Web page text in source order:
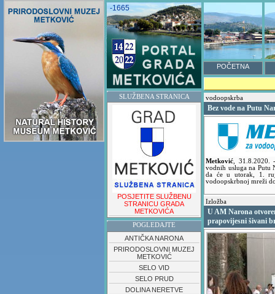
-1665
POČETNA
SLUŽBENA STRANICA
POSJETITE SLUŽBENU
STRANICU GRADA
METKOVIĆA
POGLEDAJTE
ANTIČKA NARONA
PRIRODOSLOVNI MUZEJ
METKOVIĆ
SELO VID
SELO PRUD
DOLINA NERETVE
vodoopskrba
Bez vode na Putu
Metković 31.8.2020.
vodnih usluga na Putu
da će u utorak, 1.
vodoopskrbnoj mreži
Izložba
U AM Narona
prapovijesni šivani